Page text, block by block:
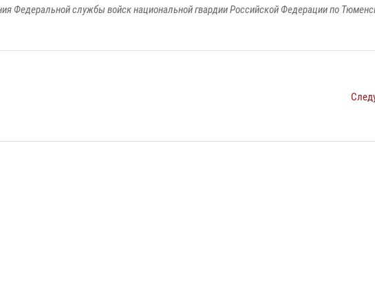
Федеральной службы войск национальной гвардии Российской Федерации по